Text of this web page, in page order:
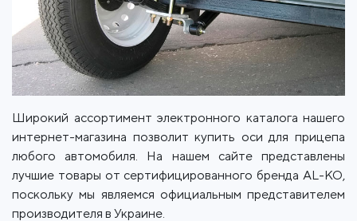
Широкий ассортимент электронного каталога нашего
интернет-магазина позволит купить оси для прицепа
любого автомобиля. На нашем сайте представлены
лучшие товары от сертифицированного бренда AL-KO,
поскольку мы являемся официальным представителем
производителя в Украине.